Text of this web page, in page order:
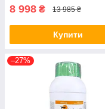
8 998 ₴ 13 985 ₴
Купити
–27%